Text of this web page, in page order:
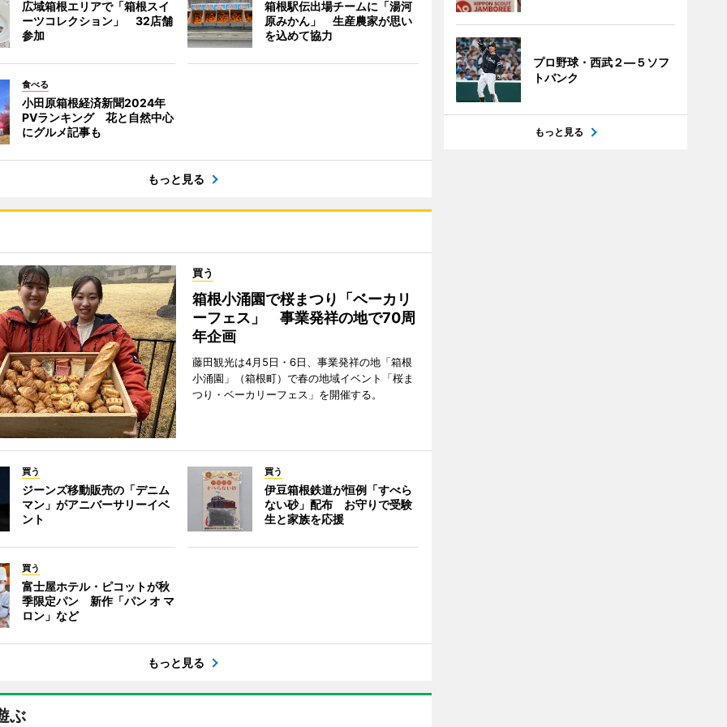
広域箱根エリアで「箱根スイ
ーツコレクション」 32店舗
参加
箱根駅伝出場チームに「湯河
原みかん」 生産農家が思い
を込めて協力
食べる
小田原箱根経済新聞2024年
PVランキング 花と自然中心
にグルメ記事も
もっと見る
買う
箱根小涌園で桜まつり「ベーカリ
ーフェス」 事業発祥の地で70周
年企画
藤田観光は4月5日・6日、事業発祥の地「箱根
小涌園」（箱根町）で春の地域イベント「桜ま
つり・ベーカリーフェス」を開催する。
買う
ジーンズ移動販売の「デニム
マン」がアニバーサリーイベ
ント
買う
伊豆箱根鉄道が恒例「すべら
ない砂」配布 お守りで受験
生と家族を応援
買う
富士屋ホテル・ピコットが秋
季限定パン 新作「パン オ マ
ロン」など
もっと見る
ぶ
プロ野球・西武２―５ソフ
トバンク
もっと見る